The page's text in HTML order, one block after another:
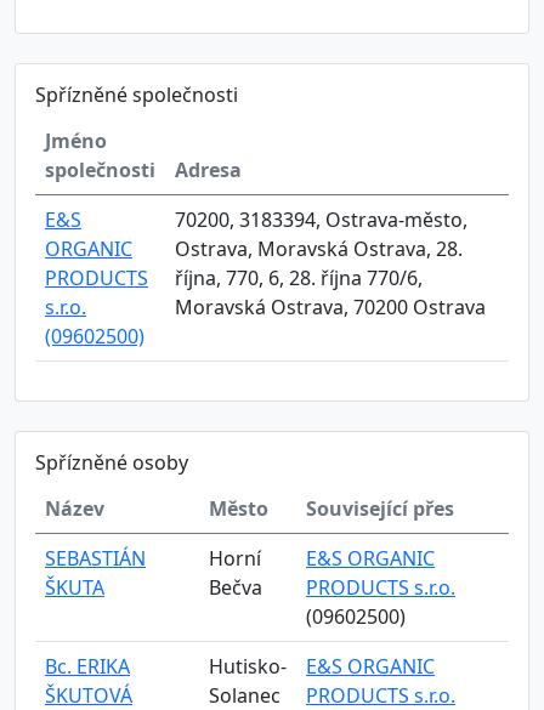
Spřízněné společnosti
Jméno
společnosti
Adresa
E&S
ORGANIC
PRODUCTS
s.r.o.
(09602500)
70200, 3183394, Ostrava-město,
Ostrava, Moravská Ostrava, 28.
října, 770, 6, 28. října 770/6,
Moravská Ostrava, 70200 Ostrava
Spřízněné osoby
Název
Město
Související přes
SEBASTIÁN
ŠKUTA
Horní
Bečva
E&S ORGANIC
PRODUCTS s.r.o.
(09602500)
Bc. ERIKA
ŠKUTOVÁ
Hutisko-
Solanec
E&S ORGANIC
PRODUCTS s.r.o.